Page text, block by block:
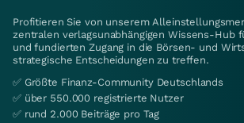
Profitieren Sie von unserem
zentralen verlagsunabhängigen Wissens-Hub
und fundierten Zugang in die Börsen- und
strategische Entscheidungen zu treffen.
✅ Größte Finanz-Community Deutschlands
✅ über 550.000 registrierte Nutzer
✅ rund 2.000 Beiträge pro Tag